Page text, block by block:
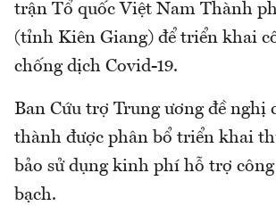
trận Tổ quốc Việt Nam Thành
(tỉnh Kiên Giang) để triển khai
chống dịch Covid-19.
Ban Cứu trợ Trung ương đề nghị
thành được phân bổ triển khai
bảo sử dụng kinh phí hỗ trợ
bạch.